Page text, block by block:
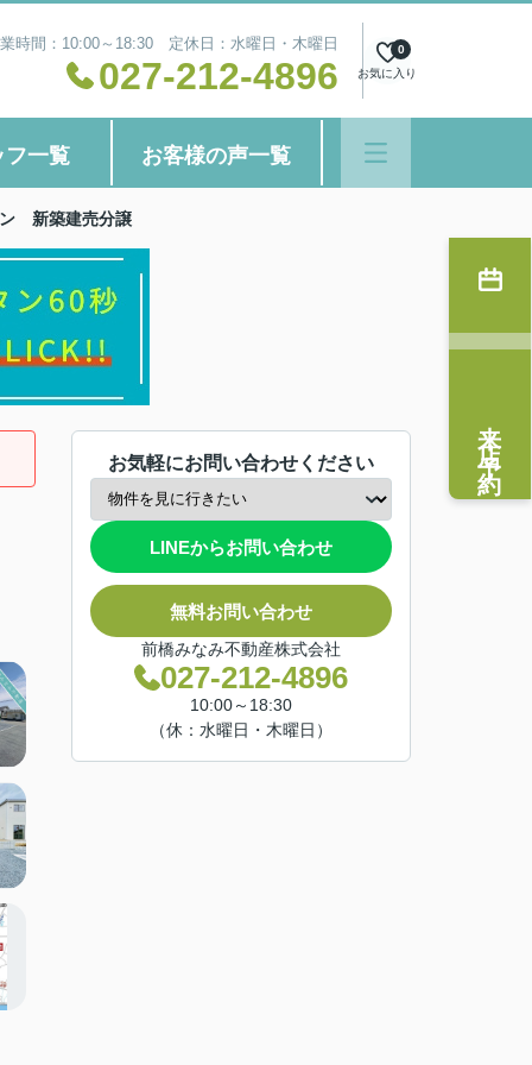
時間：10:00～18:30 定休日：水曜日・木曜日
027-212-4896 お気に入り
0
フ一覧 お客様の声一覧
新築建売分譲
お気軽にお問い合わせください
LINEからお問い合わせ
無料お問い合わせ
前橋みなみ不動産株式会社
027-212-4896
10:00～18:30
（休：水曜日・木曜日）
来店予約